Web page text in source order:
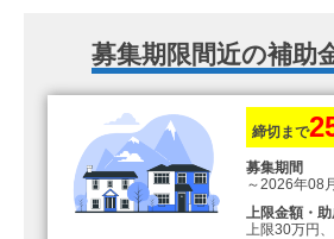
募集期限間近の補助
締切まで
募集期間
～2026年08
上限金額・
上限30万円、